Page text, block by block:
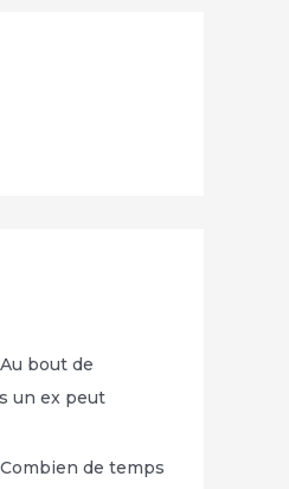
bout de
un ex peut
de temps